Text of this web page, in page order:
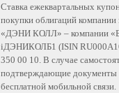
Ставка ежеквартальных
покупки облигаций
«ДЭНИ КОЛЛ» – компании
iДЭНИКОЛБ1 (ISIN
350 00 10. В случае
подтверждающие документы
бесплатной мобильной связи.